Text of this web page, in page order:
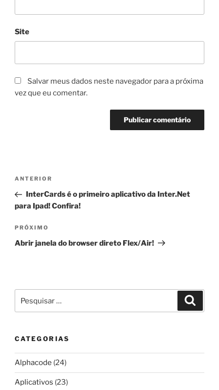
Site
Salvar meus dados neste navegador para a próxima
vez que eu comentar.
Navegação
Post
Post
anterior
ANTERIOR
InterCards é o primeiro aplicativo da Inter.Net
para Ipad! Confira!
Próximo
post
PRÓXIMO
Abrir janela do browser direto Flex/Air!
por:
CATEGORIAS
Alphacode (24)
Aplicativos (23)